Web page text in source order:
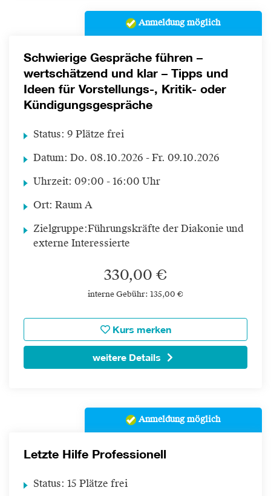
Anmeldung möglich
Schwierige Gespräche führen –
wertschätzend und klar – Tipps und
Ideen für Vorstellungs-, Kritik- oder
Kündigungsgespräche
Status: 9 Plätze frei
Datum: Do. 08.10.2026 - Fr. 09.10.2026
Uhrzeit: 09:00 - 16:00 Uhr
Ort: Raum A
Zielgruppe:Führungskräfte der Diakonie und
externe Interessierte
330,00 €
interne Gebühr: 135,00 €
Kurs merken
weitere Details
Anmeldung möglich
Letzte Hilfe Professionell
Status: 15 Plätze frei